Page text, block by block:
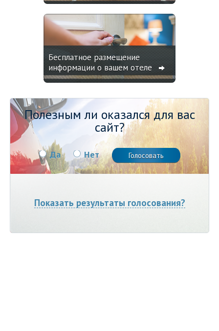
Бесплатное размещение
информации о вашем отеле
Полезным ли оказался для вас
сайт?
Да Нет
Показать результаты голосования?